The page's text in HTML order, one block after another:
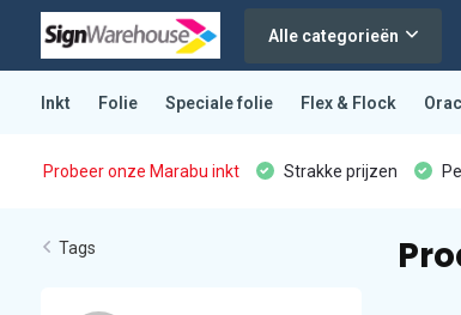
Alle categorieën
Inkt Folie Speciale folie Flex & Flock
Probeer onze Marabu inkt Strakke prijzen
Tags